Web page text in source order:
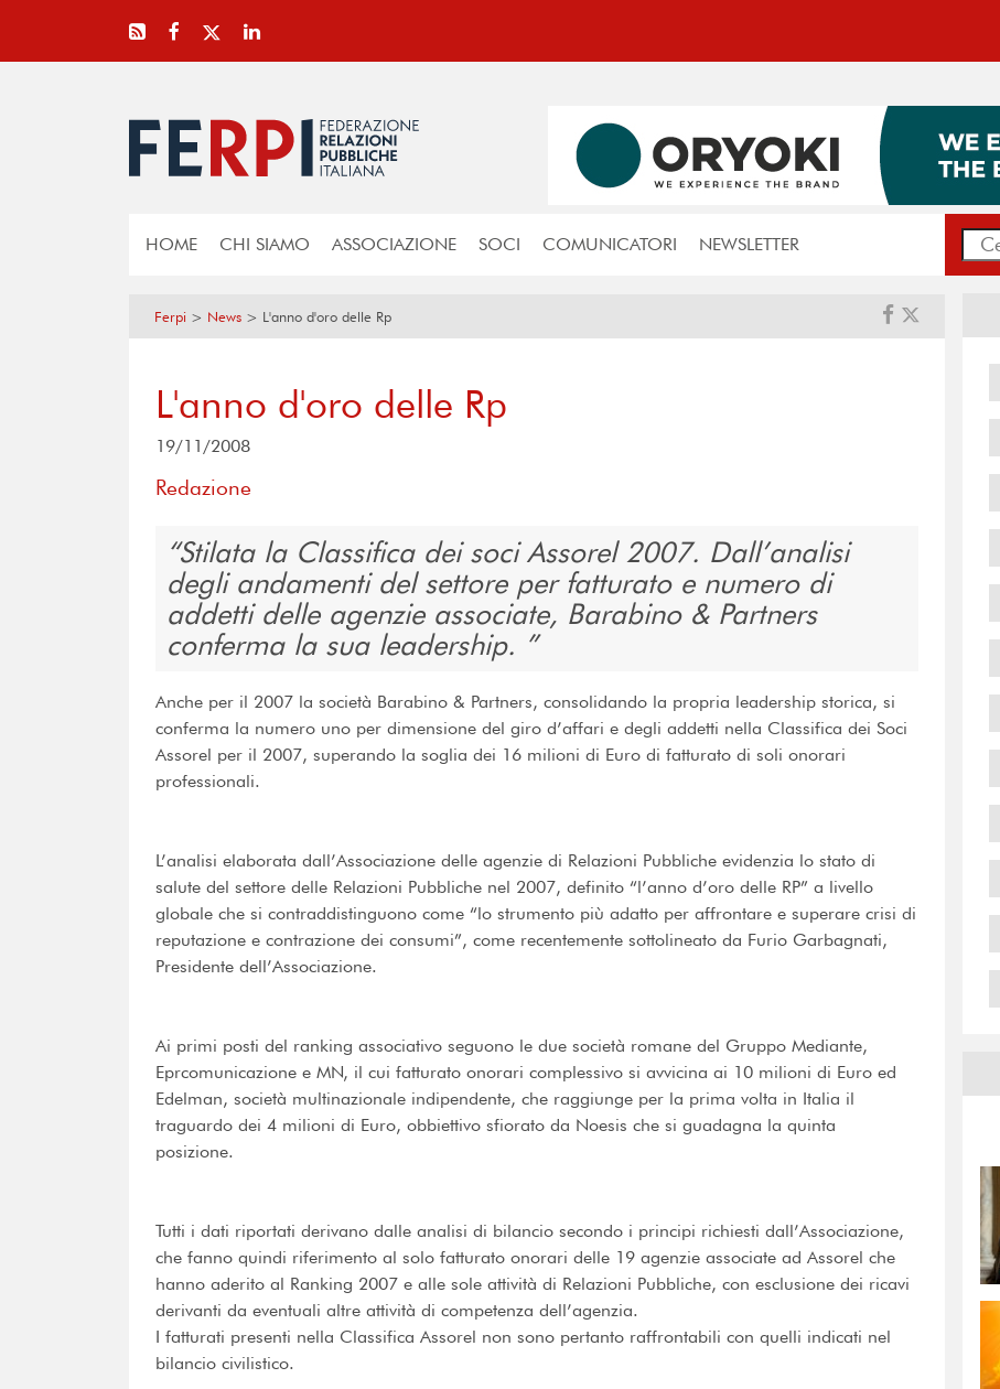
HOME CHI SIAMO ASSOCIAZIONE SOCI COMUNICATORI NEWSLETTER
Ferpi > News > L'anno d'oro delle Rp
L'anno d'oro delle Rp
19/11/2008
Redazione
Stilata la Classifica dei soci Assorel 2007. Dall’analisi
degli andamenti del settore per fatturato e numero di
addetti delle agenzie associate, Barabino & Partners
conferma la sua leadership.
Anche per il 2007 la società Barabino & Partners, consolidando la propria leadership storica, si
conferma la numero uno per dimensione del giro d’affari e degli addetti nella Classifica dei Soci
Assorel per il 2007, superando la soglia dei 16 milioni di Euro di fatturato di soli onorari
professionali.
L’analisi elaborata dall’Associazione delle agenzie di Relazioni Pubbliche evidenzia lo stato di
salute del settore delle Relazioni Pubbliche nel 2007, definito “l’anno d’oro delle RP” a livello
globale che si contraddistinguono come “lo strumento più adatto per affrontare e superare crisi di
reputazione e contrazione dei consumi”, come recentemente sottolineato da Furio Garbagnati,
Presidente dell’Associazione.
Ai primi posti del ranking associativo seguono le due società romane del Gruppo Mediante,
Eprcomunicazione e MN, il cui fatturato onorari complessivo si avvicina ai 10 milioni di Euro ed
Edelman, società multinazionale indipendente, che raggiunge per la prima volta in Italia il
traguardo dei 4 milioni di Euro, obbiettivo sfiorato da Noesis che si guadagna la quinta
posizione.
Tutti i dati riportati derivano dalle analisi di bilancio secondo i principi richiesti dall’Associazione,
che fanno quindi riferimento al solo fatturato onorari delle 19 agenzie associate ad Assorel che
hanno aderito al Ranking 2007 e alle sole attività di Relazioni Pubbliche, con esclusione dei ricavi
derivanti da eventuali altre attività di competenza dell’agenzia.
I fatturati presenti nella Classifica Assorel non sono pertanto raffrontabili con quelli indicati nel
bilancio civilistico.